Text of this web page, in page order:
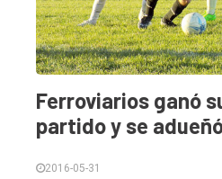
Ferroviarios ganó
partido y se
2016-05-31